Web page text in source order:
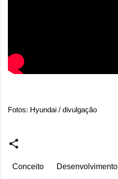
Fotos: Hyundai / divulgação
Conceito Desenvolvimento